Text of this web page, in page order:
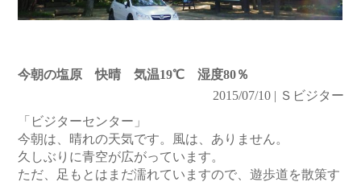
今朝の塩原 快晴 気温19℃ 湿度80％
2015/07/10 | Ｓビジター
「ビジターセンター」
今朝は、晴れの天気です。風は、ありません。
久しぶりに青空が広がっています。
ただ、足もとはまだ濡れていますので、遊歩道を散策す